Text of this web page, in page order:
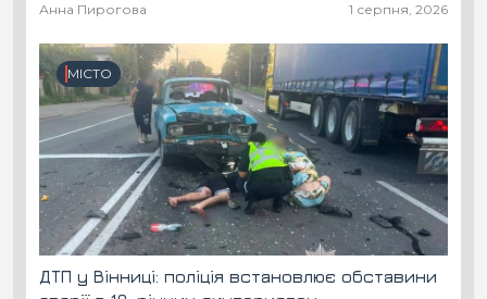
Анна Пирогова 1 серпня, 2026
МІСТО
ДТП у Вінниці: поліція встановлює обставини